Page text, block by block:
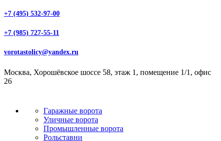
+7 (495) 532-97-00
+7 (985) 727-55-11
vorotastolicy@yandex.ru
Москва, Хорошёвское шоссе 58, этаж 1, помещение 1/1, офис
26
Гаражные ворота
Уличные ворота
Промышленные ворота
Рольставни